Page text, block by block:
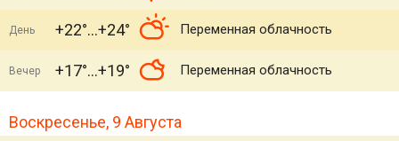
День +22° +24° Переменная облачность
Вечер +17° +19° Переменная облачность
Воскресенье, 9 Августа